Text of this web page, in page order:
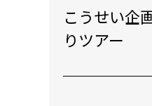
こうせい企
りツアー